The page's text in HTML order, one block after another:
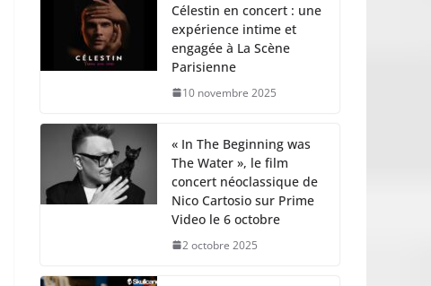
Célestin en concert : une
expérience intime et
engagée à La Scène
Parisienne
10 novembre 2025
« In The Beginning was
The Water », le film
concert néoclassique de
Nico Cartosio sur Prime
Video le 6 octobre
2 octobre 2025